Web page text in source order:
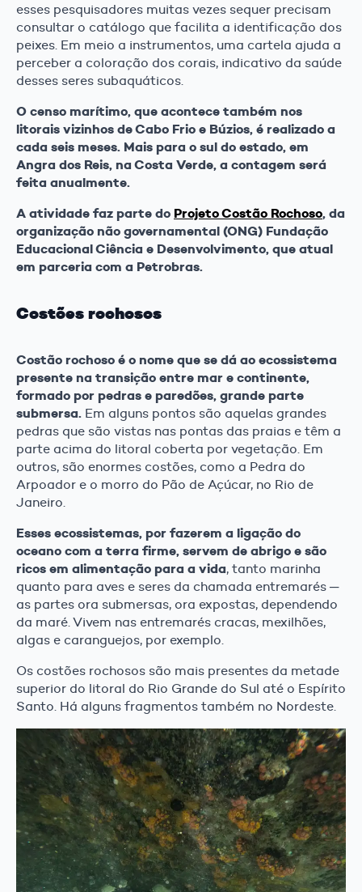
esses pesquisadores muitas vezes sequer precisam
consultar o catálogo que facilita a identificação dos
peixes. Em meio a instrumentos, uma cartela ajuda a
perceber a coloração dos corais, indicativo da saúde
desses seres subaquáticos.
O censo marítimo, que acontece também nos
litorais vizinhos de Cabo Frio e Búzios, é realizado a
cada seis meses. Mais para o sul do estado, em
Angra dos Reis, na Costa Verde, a contagem será
feita anualmente.
A atividade faz parte do Projeto Costão Rochoso, da
organização não governamental (ONG) Fundação
Educacional Ciência e Desenvolvimento, que atual
em parceria com a Petrobras.
Costões rochosos
Costão rochoso é o nome que se dá ao ecossistema
presente na transição entre mar e continente,
formado por pedras e paredões, grande parte
submersa. Em alguns pontos são aquelas grandes
pedras que são vistas nas pontas das praias e têm a
parte acima do litoral coberta por vegetação. Em
outros, são enormes costões, como a Pedra do
Arpoador e o morro do Pão de Açúcar, no Rio de
Janeiro.
Esses ecossistemas, por fazerem a ligação do
oceano com a terra firme, servem de abrigo e são
ricos em alimentação para a vida, tanto marinha
quanto para aves e seres da chamada entremarés ─
as partes ora submersas, ora expostas, dependendo
da maré. Vivem nas entremarés cracas, mexilhões,
algas e caranguejos, por exemplo.
Os costões rochosos são mais presentes da metade
superior do litoral do Rio Grande do Sul até o Espírito
Santo. Há alguns fragmentos também no Nordeste.